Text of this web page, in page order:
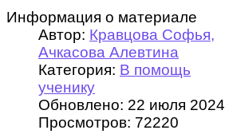
Информация о материале
Автор: Кравцова Софья,
Ачкасова Алевтина
Категория: В помощь
ученику
Обновлено: 22 июля 2024
Просмотров: 72220